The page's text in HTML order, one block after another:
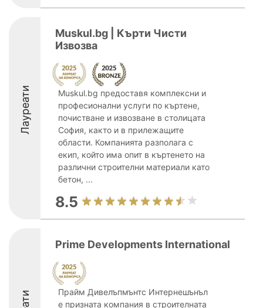
Лауреати
Muskul.bg | Кърти Чисти
Извозва
Muskul.bg предоставя комплексни и
професионални услуги по къртене,
почистване и извозване в столицата
София, както и в прилежащите
области. Компанията разполага с
екип, който има опит в къртенето на
различни строителни материали като
бетон, ...
8.5
Prime Developments International
Прайм Дивелъпмънтс Интернешънъл
е призната компания в строителната